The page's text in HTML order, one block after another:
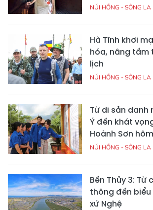
NÚI HỒNG - SÔNG LA
Hà Tĩnh khơi
hóa, nâng tầm
lịch
NÚI HỒNG - SÔNG LA
Từ di sản danh
Ý đến khát
Hoành Sơn
NÚI HỒNG - SÔNG LA
Bến Thủy 3: Từ
thông đến
xứ Nghệ